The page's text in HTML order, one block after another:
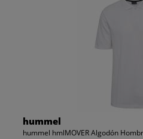
hummel
hummel hmlMOVER Algodón